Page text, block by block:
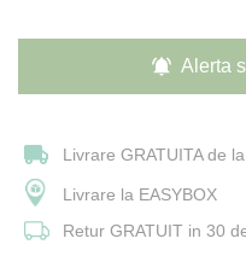
Alerta
Livrare GRATUITA de
Livrare la EASYBOX
Retur GRATUIT in 30